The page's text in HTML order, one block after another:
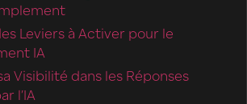
Leviers à Activer pour le
IA
Visibilité dans les Réponses
l’IA